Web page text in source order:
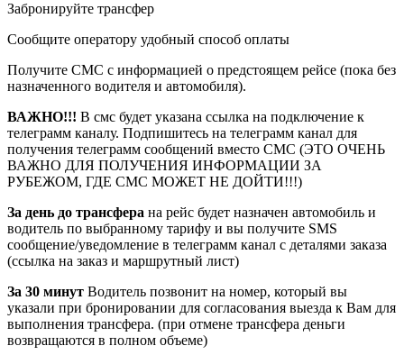
Забронируйте трансфер
Сообщите оператору удобный способ оплаты
Получите СМС с информацией о предстоящем рейсе (пока без
назначенного водителя и автомобиля).
ВАЖНО!!! В смс будет указана ссылка на подключение к
телеграмм каналу. Подпишитесь на телеграмм канал для
получения телеграмм сообщений вместо СМС (ЭТО ОЧЕНЬ
ВАЖНО ДЛЯ ПОЛУЧЕНИЯ ИНФОРМАЦИИ ЗА
РУБЕЖОМ, ГДЕ СМС МОЖЕТ НЕ ДОЙТИ!!!)
За день до трансфера на рейс будет назначен автомобиль и
водитель по выбранному тарифу и вы получите SMS
сообщение/уведомление в телеграмм канал с деталями заказа
(ссылка на заказ и маршрутный лист)
За 30 минут Водитель позвонит на номер, который вы
указали при бронировании для согласования выезда к Вам для
выполнения трансфера. (при отмене трансфера деньги
возвращаются в полном объеме)